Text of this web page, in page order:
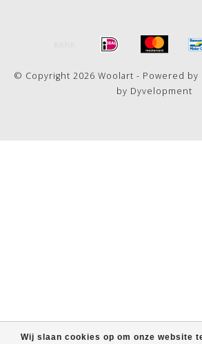
Wij slaan cookies op om onze website
© Copyright 2026 Woolart - Powered by
by Dyvelopment